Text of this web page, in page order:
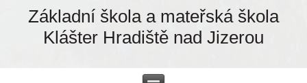
Základní škola a mateřská škola
Klášter Hradiště nad Jizerou